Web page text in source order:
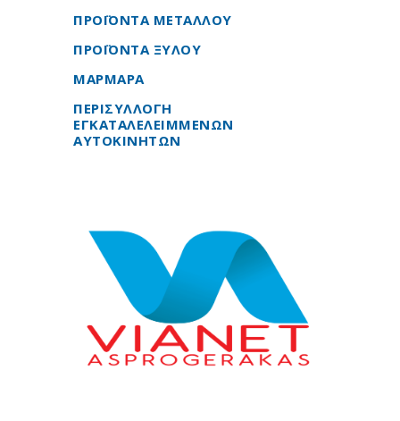
ΠΡΟΪΟΝΤΑ ΜΕΤΑΛΛΟΥ
ΠΡΟΪΟΝΤΑ ΞΥΛΟΥ
ΜΑΡΜΑΡΑ
ΠΕΡΙΣΥΛΛΟΓΗ
ΕΓΚΑΤΑΛΕΛΕΙΜΜΕΝΩΝ
ΑΥΤΟΚΙΝΗΤΩΝ